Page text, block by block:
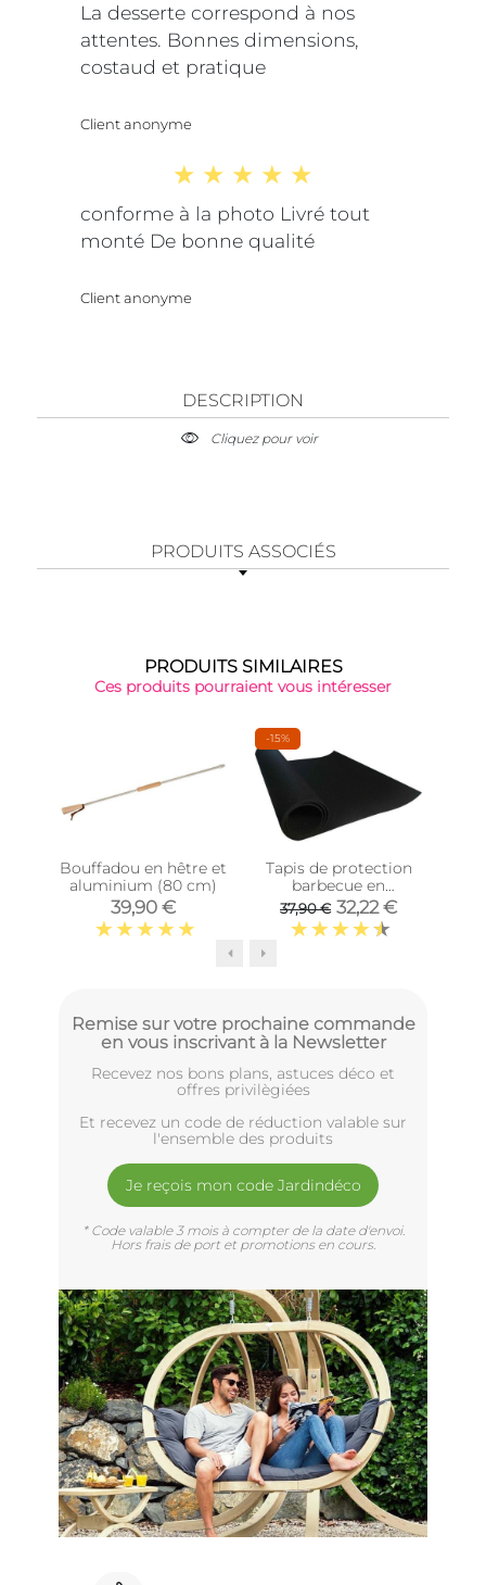
La desserte correspond à nos
attentes. Bonnes dimensions,
costaud et pratique
Client anonyme
conforme à la photo Livré tout
monté De bonne qualité
Client anonyme
DESCRIPTION
Cliquez pour voir
PRODUITS ASSOCIÉS
PRODUITS SIMILAIRES
Ces produits pourraient vous intéresser
Bouffadou en hêtre et
aluminium (80 cm)
39,90 €
-15%
Tapis de protection
barbecue en
caoutchouc recyclé
(150x90 cm)
37,90 € 32,22 €
Remise sur votre prochaine commande
en vous inscrivant à la Newsletter
Recevez nos bons plans, astuces déco et
offres privilègiées
Et recevez un code de réduction valable sur
l'ensemble des produits
Je reçois mon code Jardindéco
* Code valable 3 mois à compter de la date d'envoi.
Hors frais de port et promotions en cours.